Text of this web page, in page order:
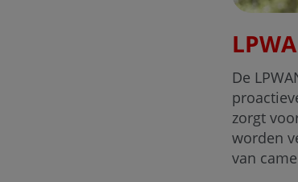
De
zorgt
worden
van